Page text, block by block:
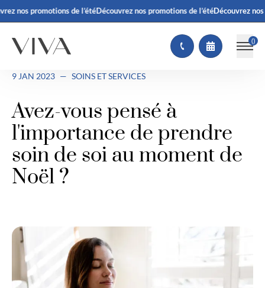
nos promotions de l’étéDécouvrez nos promotions de l’étéDécouvrez nos
()
9 JAN 2023 — SOINS ET SERVICES
Avez-vous pensé à
l'importance de prendre
soin de soi au moment de
Noël ?